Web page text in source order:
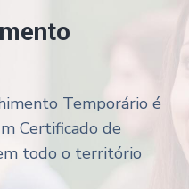
Temporário é
Certificado de
todo o território